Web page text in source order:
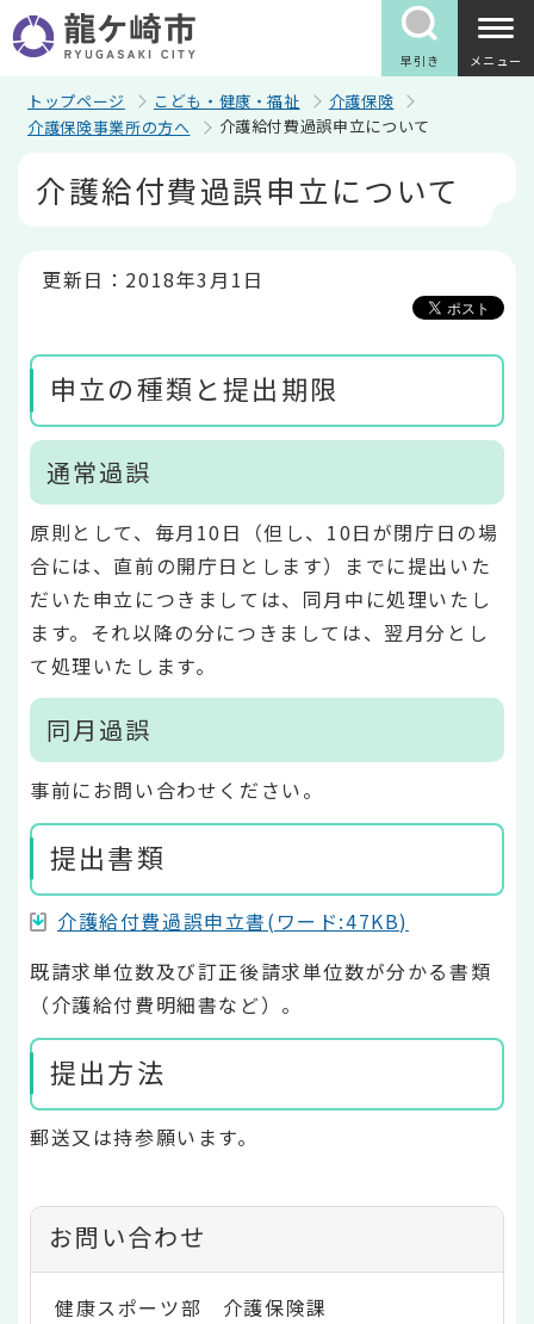
の
ペ
早引き メニュー
トップページ こども・健康・福祉
介護保険
介護保険事業所の方へ
介護給付費過誤申立について
介護給付費過誤申立について
更新日：2018年3月1日
申立の種類と提出期限
通常過誤
原則として、毎月10日（但し、10日が閉庁日の場
合には、直前の開庁日とします）までに提出いた
だいた申立につきましては、同月中に処理いたし
ます。それ以降の分につきましては、翌月分とし
て処理いたします。
同月過誤
事前にお問い合わせください。
提出書類
介護給付費過誤申立書(ワード:47KB)
既請求単位数及び訂正後請求単位数が分かる書類
（介護給付費明細書など）。
提出方法
郵送又は持参願います。
お問い合わせ
健康スポーツ部 介護保険課